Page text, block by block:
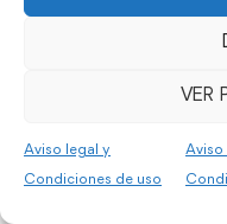
VER
Aviso legal y
Condiciones de uso
Aviso
inmobiliarios en